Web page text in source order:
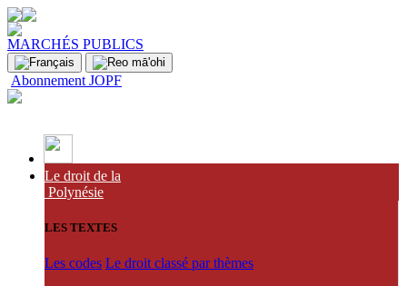
MARCHÉS PUBLICS
Abonnement JOPF
Le droit de la
Polynésie
LES TEXTES
Les codes Le droit classé par thèmes